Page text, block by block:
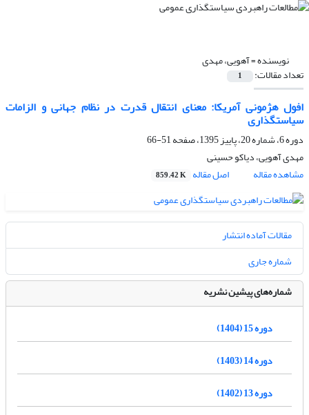
نویسنده =آهویی، مهدی
تعداد مقالات: 1
افول هژمونی آمریکا: معنای انتقال قدرت در نظام جهانی و الزامات
سیاستگذاری
دوره 6، شماره 20، پاییز 1395، صفحه
51-66
مهدی آهویی، دیاکو حسینی
مشاهده مقاله
اصل مقاله 859.42 K
مقالات آماده انتشار
شماره جاری
شماره‌های پیشین نشریه
دوره 15 (1404)
دوره 14 (1403)
دوره 13 (1402)